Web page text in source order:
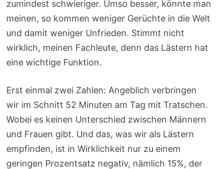
zumindest schwieriger. Umso besser, könnte man
meinen, so kommen weniger Gerüchte in die Welt
und damit weniger Unfrieden. Stimmt nicht
wirklich, meinen Fachleute, denn das Lästern hat
eine wichtige Funktion.
Erst einmal zwei Zahlen: Angeblich verbringen
wir im Schnitt 52 Minuten am Tag mit Tratschen.
Wobei es keinen Unterschied zwischen Männern
und Frauen gibt. Und das, was wir als Lästern
empfinden, ist in Wirklichkeit nur zu einem
geringen Prozentsatz negativ, nämlich 15%, der